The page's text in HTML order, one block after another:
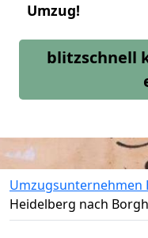
Umzug!
blitzschnell
Umzugsunternehmen
Heidelberg nach